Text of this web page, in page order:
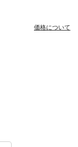
価格について